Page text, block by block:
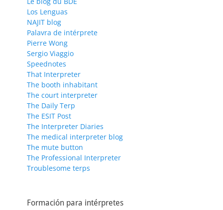
Los Lenguas
NAJIT blog
Palavra de intérprete
Pierre Wong
Sergio Viaggio
Speednotes
That Interpreter
The booth inhabitant
The court interpreter
The Daily Terp
The ESIT Post
The Interpreter Diaries
The medical interpreter blog
The mute button
The Professional Interpreter
Troublesome terps
Formación para intérpretes